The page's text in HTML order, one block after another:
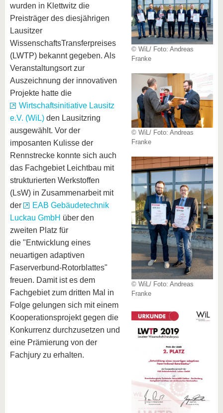
© WiL/ Foto: Andreas
Franke
© WiL/ Foto: Andreas
Franke
© WiL/ Foto: Andreas
Franke
wurden in Klettwitz die
Preisträger des diesjährigen
Lausitzer
WissenschaftsTransferpreises
(LWTP) bekannt gegeben. Als
Veranstaltungsort zur
Auszeichnung der innovativen
Projekte hatte die
Wirtschaftsinitiative Lausitz
e.V. (WiL) den Lausitzring
ausgewählt. Vor der
imposanten Kulisse der
Rennstrecke konnte sich auch
das Fachgebiet Leichtbau mit
strukturierten Werkstoffen
(LsW) in Zusammenarbeit mit
der
EAB Gebäudetechnik
Luckau GmbH über den
zweiten Platz für
die "Entwicklung eines
neuartigen adaptiven
Faserverbund-Rotorblattes"
freuen. Damit ist es dem
Fachgebiet zum dritten Mal in
Folge gelungen sich mit einem
Kooperationsprojekt gegen die
Konkurrenz durchzusetzen und
eine Prämierung von der
Fachjury zu erhalten.